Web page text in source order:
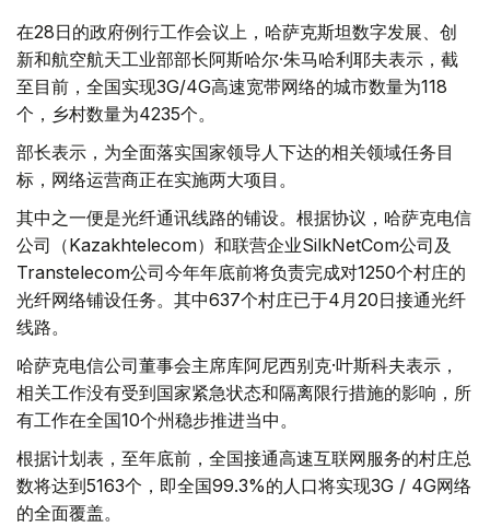
在28日的政府例行工作会议上，哈萨克斯坦数字发展、创
新和航空航天工业部部长阿斯哈尔·朱马哈利耶夫表示，截
至目前，全国实现3G/4G高速宽带网络的城市数量为118
个，乡村数量为4235个。
部长表示，为全面落实国家领导人下达的相关领域任务目
标，网络运营商正在实施两大项目。
其中之一便是光纤通讯线路的铺设。根据协议，哈萨克电信
公司（Kazakhtelecom）和联营企业SilkNetCom公司及
Transtelecom公司今年年底前将负责完成对1250个村庄的
光纤网络铺设任务。其中637个村庄已于4月20日接通光纤
线路。
哈萨克电信公司董事会主席库阿尼西别克·叶斯科夫表示，
相关工作没有受到国家紧急状态和隔离限行措施的影响，所
有工作在全国10个州稳步推进当中。
根据计划表，至年底前，全国接通高速互联网服务的村庄总
数将达到5163个，即全国99.3%的人口将实现3G / 4G网络
的全面覆盖。